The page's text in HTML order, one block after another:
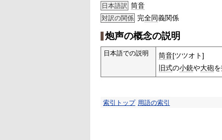
日本語訳 筒音
対訳の関係 完全同義関係
炮声の概念の説明
日本語での説明 筒音[ツツオト]
旧式の小銃や大砲
索引トップ 用語の索引